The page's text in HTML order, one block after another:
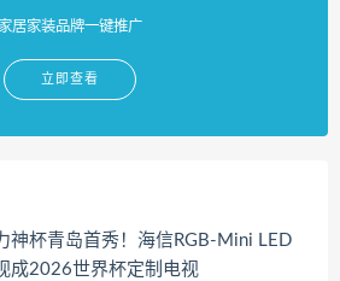
家居家装品牌一键推广
立即查看
神杯青岛首秀！海信RGB-Mini LED
成2026世界杯定制电视